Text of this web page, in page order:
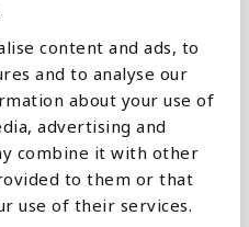
content and ads, to
and to analyse our
about your use of
advertising and
combine it with other
to them or that
use of their services.